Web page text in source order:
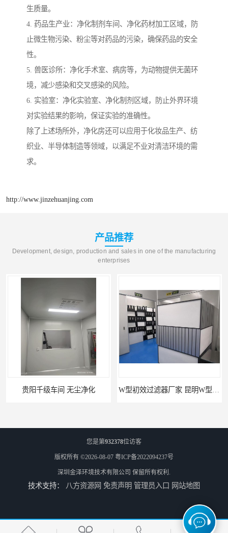
生质量。
4. 药品生产业：净化制剂车间、净化药材加工区域，防
止微生物污染、粉尘等对药品的污染，确保药品的安全
性。
5. 兽医诊所：净化手术室、病房等，为动物提供无菌环
境，减少感染和交叉感染的风险。
6. 实验室：净化实验室、净化制剂区域，防止外界环境
对实验结果的影响，保证实验的准确性。
除了上述场所外，净化房还可以应用于化妆品生产、纺
织业、半导体制造等领域，以满足不业对清洁环境的需
求。
http://www.jinzehuanjing.com
产品推荐
Development, design, production and sales in one of the manufacturing
enterprises
贵阳千级车间 无尘净化
W型初效过滤器 西宁无隔板中效过滤器供应 金泽 W型初效过滤器厂 广州无隔板中效过滤器厂家 金泽
您是第932378位访客
版权所有 ©2026-08-07 粤ICP备2022094237号
深圳金泽环境技术有限公司 保留所有权利.
技术支持： 八方资源网 免责声明 管理员入口 网站地图